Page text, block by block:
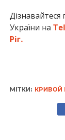
Дізнавайтеся
України на
Ріг.
МІТКИ: КРИВОЙ